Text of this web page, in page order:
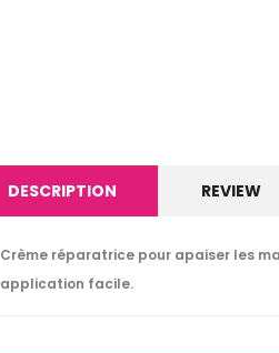
DESCRIPTION REVIEW
Crème réparatrice pour apaiser les
application facile.